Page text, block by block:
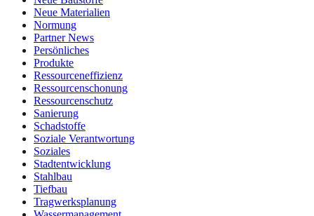
Neue Materialien
Normung
Partner News
Persönliches
Produkte
Ressourceneffizienz
Ressourcenschonung
Ressourcenschutz
Sanierung
Schadstoffe
Soziale Verantwortung
Soziales
Stadtentwicklung
Stahlbau
Tiefbau
Tragwerksplanung